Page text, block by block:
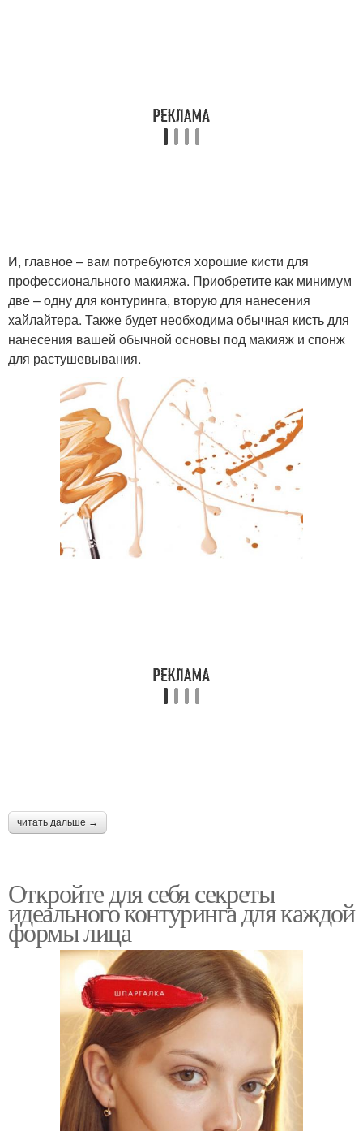
И, главное – вам потребуются хорошие кисти для
профессионального макияжа. Приобретите как минимум
две – одну для контуринга, вторую для нанесения
хайлайтера. Также будет необходима обычная кисть для
нанесения вашей обычной основы под макияж и спонж
для растушевывания.
читать дальше →
Откройте для себя секреты
идеального контуринга для каждой
формы лица